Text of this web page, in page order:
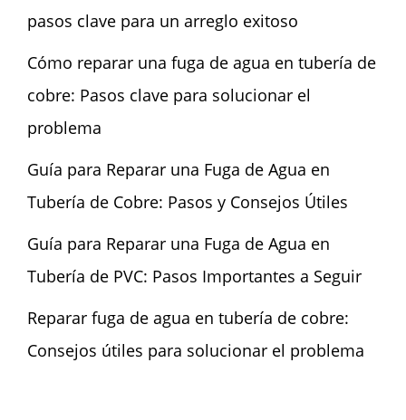
pasos clave para un arreglo exitoso
Cómo reparar una fuga de agua en tubería de
cobre: Pasos clave para solucionar el
problema
Guía para Reparar una Fuga de Agua en
Tubería de Cobre: Pasos y Consejos Útiles
Guía para Reparar una Fuga de Agua en
Tubería de PVC: Pasos Importantes a Seguir
Reparar fuga de agua en tubería de cobre:
Consejos útiles para solucionar el problema